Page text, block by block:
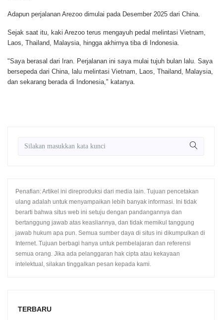
Adapun perjalanan Arezoo dimulai pada Desember 2025 dari China.
Sejak saat itu, kaki Arezoo terus mengayuh pedal melintasi Vietnam,
Laos, Thailand, Malaysia, hingga akhirnya tiba di Indonesia.
"Saya berasal dari Iran. Perjalanan ini saya mulai tujuh bulan lalu. Saya
bersepeda dari China, lalu melintasi Vietnam, Laos, Thailand, Malaysia,
dan sekarang berada di Indonesia," katanya.
Penafian: Artikel ini direproduksi dari media lain. Tujuan pencetakan
ulang adalah untuk menyampaikan lebih banyak informasi. Ini tidak
berarti bahwa situs web ini setuju dengan pandangannya dan
bertanggung jawab atas keasliannya, dan tidak memikul tanggung
jawab hukum apa pun. Semua sumber daya di situs ini dikumpulkan di
Internet. Tujuan berbagi hanya untuk pembelajaran dan referensi
semua orang. Jika ada pelanggaran hak cipta atau kekayaan
intelektual, silakan tinggalkan pesan kepada kami.
TERBARU